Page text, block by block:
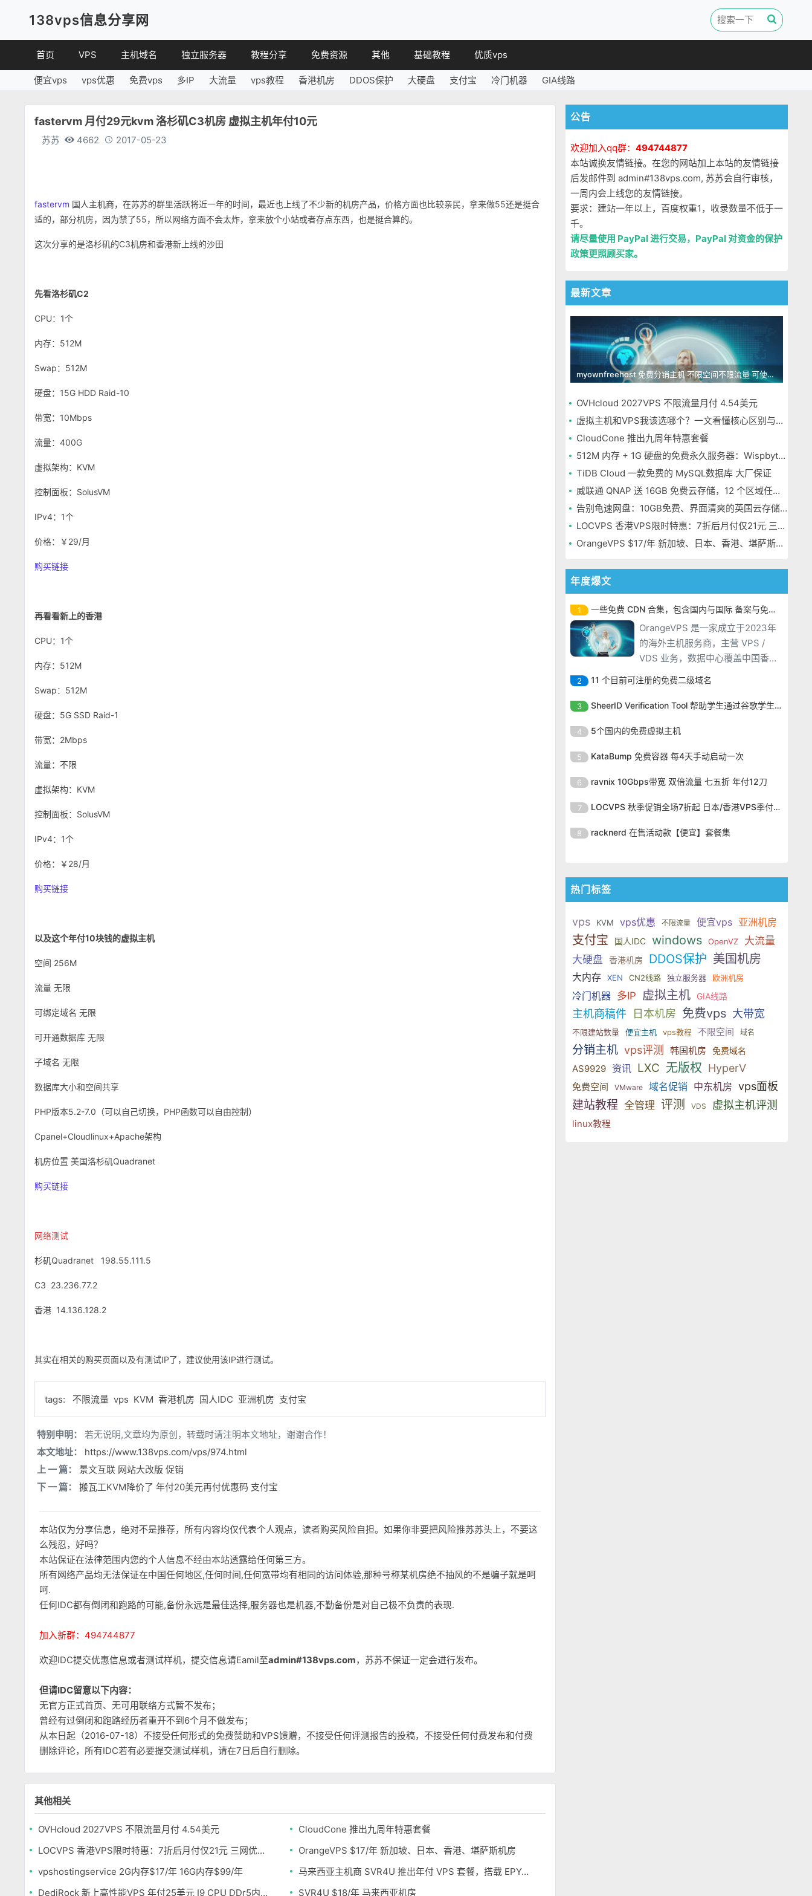
138vps信息分享网
首页 VPS
VPS优惠
VPS评测
主机域名
域名
独立服务器 教程分享
VPS教程
linux 教程
免费资源
免费空间
免费VPS
其他
简讯
基础教程 优质vps
便宜vps vps优惠 免费vps 多IP 大流量 vps教程 香港机房 DDOS保护 大硬盘 支付宝 冷门机器 GIA线路
fastervm 月付29元kvm 洛杉矶C3机房 虚拟主机年付10元
苏苏 4662 2017-05-23
fastervm 国人主机商，在苏苏的群里活跃将近一年的时间，最近也上线了不少新的机房产品，价格方面也比较亲民，拿来做55还是挺合
适的，部分机房，因为禁了55，所以网络方面不会太炸，拿来放个小站或者存点东西，也是挺合算的。
这次分享的是洛杉矶的C3机房和香港新上线的沙田
先看洛杉矶C2
CPU：1个
内存：512M
Swap：512M
硬盘：15G HDD Raid-10
带宽：10Mbps
流量：400G
虚拟架构：KVM
控制面板：SolusVM
IPv4：1个
价格：￥29/月
购买链接
再看看新上的香港
CPU：1个
内存：512M
Swap：512M
硬盘：5G SSD Raid-1
带宽：2Mbps
流量：不限
虚拟架构：KVM
控制面板：SolusVM
IPv4：1个
价格：￥28/月
购买链接
以及这个年付10块钱的虚拟主机
空间 256M
流量 无限
可绑定域名 无限
可开通数据库 无限
子域名 无限
数据库大小和空间共享
PHP版本5.2-7.0（可以自己切换，PHP函数可以自由控制）
Cpanel+Cloudlinux+Apache架构
机房位置 美国洛杉矶Quadranet
购买链接
网络测试
杉矶Quadranet 198.55.111.5
C3 23.236.77.2
香港 14.136.128.2
其实在相关的购买页面以及有测试IP了，建议使用该IP进行测试。
tags: 不限流量 vps KVM 香港机房 国人IDC 亚洲机房 支付宝
特别申明：
若无说明,文章均为原创，转载时请注明本文地址，谢谢合作！
本文地址：
https://www.138vps.com/vps/974.html
上 一 篇：
景文互联 网站大改版 促销
下 一 篇：
搬瓦工KVM降价了 年付20美元再付优惠码 支付宝
本站仅为分享信息，绝对不是推荐，所有内容均仅代表个人观点，读者购买风险自担。如果你非要把风险推苏苏头上，不要这
么残忍，好吗？
本站保证在法律范围内您的个人信息不经由本站透露给任何第三方。
所有网络产品均无法保证在中国任何地区,任何时间,任何宽带均有相同的访问体验,那种号称某机房绝不抽风的不是骗子就是呵
呵.
任何IDC都有倒闭和跑路的可能,备份永远是最佳选择,服务器也是机器,不勤备份是对自己极不负责的表现.
加入新群：494744877
欢迎IDC提交优惠信息或者测试样机，提交信息请Eamil至admin#138vps.com，苏苏不保证一定会进行发布。
但请IDC留意以下内容：
无官方正式首页、无可用联络方式暂不发布；
曾经有过倒闭和跑路经历者重开不到6个月不做发布；
从本日起（2016-07-18）不接受任何形式的免费赞助和VPS馈赠，不接受任何评测报告的投稿，不接受任何付费发布和付费
删除评论，所有IDC若有必要提交测试样机，请在7日后自行删除。
其他相关
OVHcloud 2027VPS 不限流量月付 4.54美元
CloudCone 推出九周年特惠套餐
LOCVPS 香港VPS限时特惠：7折后月付仅21元 三网优化BGP线路 可选原生IP
OrangeVPS $17/年 新加坡、日本、香港、堪萨斯机房
vpshostingservice 2G内存$17/年 16G内存$99/年
马来西亚主机商 SVR4U 推出年付 VPS 套餐，搭载 EPYC/至强铂金，支持支付宝
DediRock 新上高性能VPS 年付25美元 I9 CPU DDr5内存 纽约机房
SVR4U $18/年 马来西亚机房
公告
欢迎加入qq群： 494744877
本站诚换友情链接。在您的网站加上本站的友情链接
后发邮件到 admin#138vps.com, 苏苏会自行审核，
一周内会上线您的友情链接。
要求：建站一年以上，百度权重1，收录数量不低于一
千。
请尽量使用 PayPal 进行交易，PayPal 对资金的保护
政策更照顾买家。
最新文章
myownfreehost 免费分销主机 不限空间不限流量 可使用免费域名申请
OVHcloud 2027VPS 不限流量月付 4.54美元
虚拟主机和VPS我该选哪个？一文看懂核心区别与选择指南
CloudCone 推出九周年特惠套餐
512M 内存 + 1G 硬盘的免费永久服务器：Wispbyte 上手
TiDB Cloud 一款免费的 MySQL数据库 大厂保证
威联通 QNAP 送 16GB 免费云存储，12 个区域任选，邮箱注册即可
告别龟速网盘：10GB免费、界面清爽的英国云存储Icedrive体验
LOCVPS 香港VPS限时特惠：7折后月付仅21元 三网优化BGP线路 可选原生IP
OrangeVPS $17/年 新加坡、日本、香港、堪萨斯机房
年度爆文
1 一些免费 CDN 合集，包含国内与国际 备案与免备案
OrangeVPS 是一家成立于2023年
的海外主机服务商，主营 VPS /
VDS 业务，数据中心覆盖中国香
港、新加坡、日本、美国堪萨斯与
洛杉矶等多个地区。其 VPS 产品基
于 KVM 虚拟化架构，配备 NVMe
国两大系列。亚洲 VPS 月付低至 6
2 11 个目前可注册的免费二级域名
OrangeVPS 是一家成立于2023年
的海外主机服务商，主营 VPS /
VDS 业务，数据中心覆盖中国香
洛杉矶等多个地区。其 VPS 产品基
SSD 固态硬盘，主要分为亚洲和美
国两大系列。亚洲 VPS 月付低至 6
3 SheerID Verification Tool 帮助学生通过谷歌学生计划免费获得 Gemini Advanced
OrangeVPS 是一家成立于2023年
的海外主机服务商，主营 VPS /
VDS 业务，数据中心覆盖中国香
洛杉矶等多个地区。其 VPS 产品基
SSD 固态硬盘，主要分为亚洲和美
国两大系列。亚洲 VPS 月付低至 6
4 5个国内的免费虚拟主机
OrangeVPS 是一家成立于2023年
的海外主机服务商，主营 VPS /
VDS 业务，数据中心覆盖中国香
洛杉矶等多个地区。其 VPS 产品基
SSD 固态硬盘，主要分为亚洲和美
5 KataBump 免费容器 每4天手动启动一次
OrangeVPS 是一家成立于2023年
的海外主机服务商，主营 VPS /
VDS 业务，数据中心覆盖中国香
洛杉矶等多个地区。其 VPS 产品基
国两大系列。亚洲 VPS 月付低至 6
6 ravnix 10Gbps带宽 双倍流量 七五折 年付12刀
OrangeVPS 是一家成立于2023年
的海外主机服务商，主营 VPS /
VDS 业务，数据中心覆盖中国香
于 KVM 虚拟化架构，配备 NVMe
国两大系列。亚洲 VPS 月付低至 6
美元，美国
7 LOCVPS 秋季促销全场7折起 日本/香港VPS季付63元
OrangeVPS 是一家成立于2023年
的海外主机服务商，主营 VPS /
于 KVM 虚拟化架构，配备 NVMe
SSD 固态硬盘，主要分为亚洲和美
国两大系列。亚洲 VPS 月付低至 6
美元，美国
8 racknerd 在售活动款【便宜】套餐集
VDS 业务，数据中心覆盖中国香
于 KVM 虚拟化架构，配备 NVMe
SSD 固态硬盘，主要分为亚洲和美
国两大系列。亚洲 VPS 月付低至 6
美元，美国
热门标签
vps KVM vps优惠 不限流量 便宜vps 亚洲机房
支付宝 国人IDC windows OpenVZ
大流量
大硬盘 香港机房 DDOS保护 美国机房
大内存 XEN CN2线路 独立服务器 欧洲机房
冷门机器 多IP 虚拟主机 GIA线路
主机商稿件 日本机房 免费vps 大带宽
不限建站数量 便宜主机 vps教程 不限空间 域名
分销主机 vps评测 韩国机房 免费域名
AS9929 资讯 LXC 无版权 HyperV
免费空间 VMware 域名促销 中东机房 vps面板
建站教程 全管理 评测 VDS 虚拟主机评测
linux教程